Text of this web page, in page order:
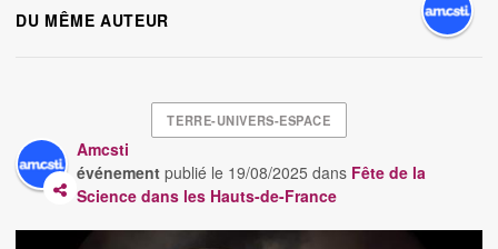
DU MÊME AUTEUR
TERRE-UNIVERS-ESPACE
Amcsti
événement publié le 19/08/2025 dans Fête de la
Science dans les Hauts-de-France